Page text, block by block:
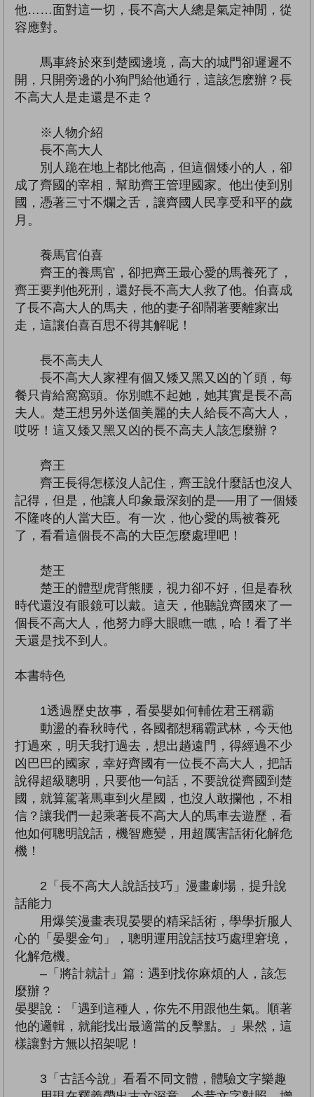
他……面對這一切，長不高大人總是氣定神閒，從
容應對。
馬車終於來到楚國邊境，高大的城門卻遲遲不
開，只開旁邊的小狗門給他通行，這該怎麽辦？長
不高大人是走還是不走？
※人物介紹
長不高大人
別人跪在地上都比他高，但這個矮小的人，卻
成了齊國的宰相，幫助齊王管理國家。他出使到別
國，憑著三寸不爛之舌，讓齊國人民享受和平的歲
月。
養馬官伯喜
齊王的養馬官，卻把齊王最心愛的馬養死了，
齊王要判他死刑，還好長不高大人救了他。伯喜成
了長不高大人的馬夫，他的妻子卻鬧著要離家出
走，這讓伯喜百思不得其解呢！
長不高夫人
長不高大人家裡有個又矮又黑又凶的丫頭，每
餐只肯給窩窩頭。你別瞧不起她，她其實是長不高
夫人。楚王想另外送個美麗的夫人給長不高大人，
哎呀！這又矮又黑又凶的長不高夫人該怎麼辦？
齊王
齊王長得怎樣沒人記住，齊王說什麼話也沒人
記得，但是，他讓人印象最深刻的是──用了一個矮
不隆咚的人當大臣。有一次，他心愛的馬被養死
了，看看這個長不高的大臣怎麼處理吧！
楚王
楚王的體型虎背熊腰，視力卻不好，但是春秋
時代還沒有眼鏡可以戴。這天，他聽說齊國來了一
個長不高大人，他努力睜大眼瞧一瞧，哈！看了半
天還是找不到人。
本書特色
1透過歷史故事，看晏嬰如何輔佐君王稱霸
動盪的春秋時代，各國都想稱霸武林，今天他
打過來，明天我打過去，想出趟遠門，得經過不少
凶巴巴的國家，幸好齊國有一位長不高大人，把話
說得超級聰明，只要他一句話，不要說從齊國到楚
國，就算駕著馬車到火星國，也沒人敢攔他，不相
信？讓我們一起乘著長不高大人的馬車去遊歷，看
他如何聰明說話，機智應變，用超厲害話術化解危
機！
2「長不高大人說話技巧」漫畫劇場，提升說
話能力
用爆笑漫畫表現晏嬰的精采話術，學學折服人
心的「晏嬰金句」，聰明運用說話技巧處理窘境，
化解危機。
–「將計就計」篇：遇到找你麻煩的人，該怎
麼辦？
晏嬰說：「遇到這種人，你先不用跟他生氣。順著
他的邏輯，就能找出最適當的反擊點。」果然，這
樣讓對方無以招架呢！
3「古話今說」看看不同文體，體驗文字樂趣